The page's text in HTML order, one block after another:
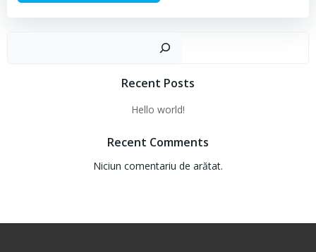
Recent Posts
Hello world!
Recent Comments
Niciun comentariu de arătat.